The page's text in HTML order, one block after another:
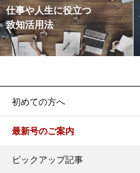
仕事や人生に役立つ
致知活用法
初めての方へ
最新号のご案内
ピックアップ記事